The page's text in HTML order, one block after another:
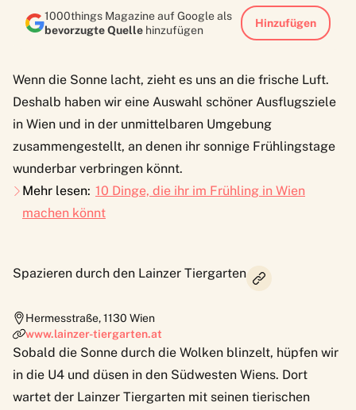
1000things Magazine auf Google als
bevorzugte Quelle hinzufügen
Hinzufügen
Wenn die Sonne lacht, zieht es uns an die frische Luft.
Deshalb haben wir eine Auswahl schöner Ausflugsziele
in Wien und in der unmittelbaren Umgebung
zusammengestellt, an denen ihr sonnige Frühlingstage
wunderbar verbringen könnt.
Mehr lesen: 10 Dinge, die ihr im Frühling in Wien
machen könnt
Spazieren durch den Lainzer Tiergarten
Hermesstraße,1130 Wien
www.lainzer-tiergarten.at
Sobald die Sonne durch die Wolken blinzelt, hüpfen wir
in die U4 und düsen in den Südwesten Wiens. Dort
wartet der Lainzer Tiergarten mit seinen tierischen